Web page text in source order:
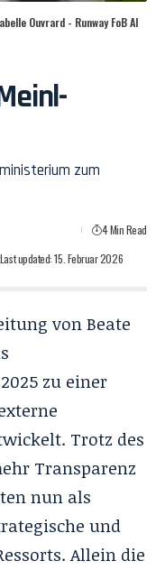
Ouvrard - Runway FoB AI
zum
Last updated: 15. Februar 2026
4 Min Read
von Beate
zu einer
Trotz des
Transparenz
nun als
und
Allein die